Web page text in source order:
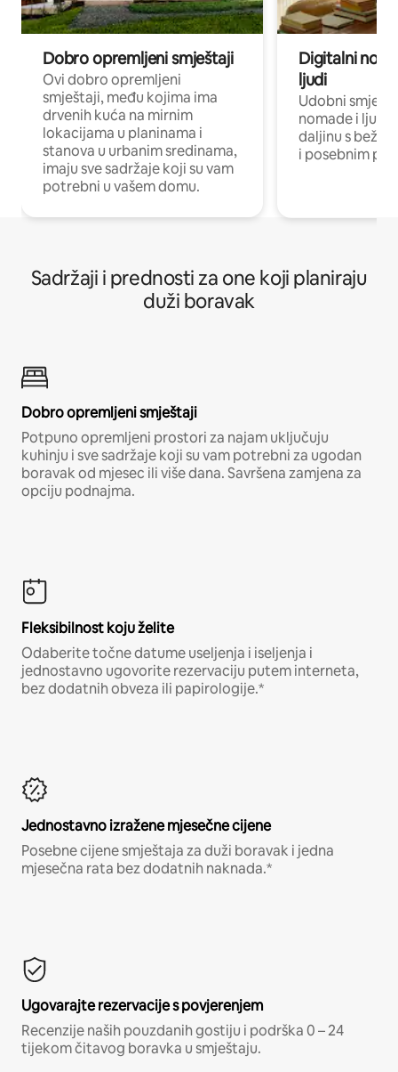
Dobro opremljeni smještaji
Ovi dobro opremljeni
smještaji, među kojima ima
drvenih kuća na mirnim
lokacijama u planinama i
stanova u urbanim sredinama,
imaju sve sadržaje koji su vam
potrebni u vašem domu.
Digitalni
ljudi
Udobni
nomade i ljude
daljinu s
i posebnim
Sadržaji i prednosti za one koji planiraju
duži boravak
Dobro opremljeni smještaji
Potpuno opremljeni prostori za najam uključuju
kuhinju i sve sadržaje koji su vam potrebni za ugodan
boravak od mjesec ili više dana. Savršena zamjena za
opciju podnajma.
Fleksibilnost koju želite
Odaberite točne datume useljenja i iseljenja i
jednostavno ugovorite rezervaciju putem interneta,
bez dodatnih obveza ili papirologije.*
Jednostavno izražene mjesečne cijene
Posebne cijene smještaja za duži boravak i jedna
mjesečna rata bez dodatnih naknada.*
Ugovarajte rezervacije s povjerenjem
Recenzije naših pouzdanih gostiju i podrška 0 – 24
tijekom čitavog boravka u smještaju.